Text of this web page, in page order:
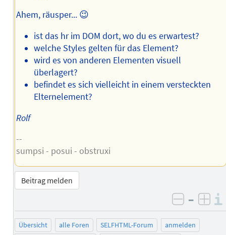
Ahem, räusper... 😉
ist das hr im DOM dort, wo du es erwartest?
welche Styles gelten für das Element?
wird es von anderen Elementen visuell
überlagert?
befindet es sich vielleicht in einem versteckten
Elternelement?
Rolf
--
sumpsi - posui - obstruxi
Beitrag melden
negativ
–
Übersicht alle Foren SELFHTML-Forum
anmelden